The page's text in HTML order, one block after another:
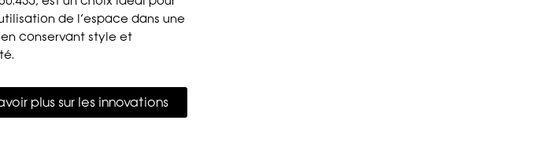
de l’espace dans une
conservant style et
plus sur les innovations